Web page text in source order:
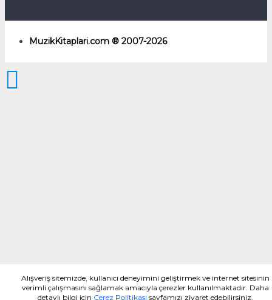
MuzikKitaplari.com ® 2007-2026
Alışveriş sitemizde, kullanıcı deneyimini geliştirmek ve internet sitesinin
verimli çalışmasını sağlamak amacıyla çerezler kullanılmaktadır. Daha
detaylı bilgi için Çerez Politikası sayfamızı ziyaret edebilirsiniz.